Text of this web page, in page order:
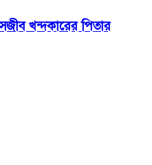
খন্দকারের পিতার